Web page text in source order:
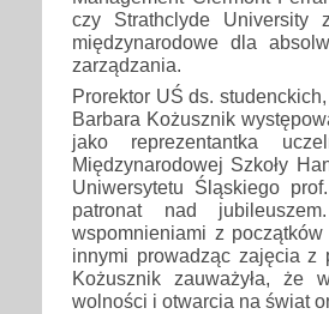
czy Strathclyde University
międzynarodowe dla
zarządzania.
Prorektor UŚ ds.
Barbara Kożusznik
jako reprezentantka
Międzynarodowej Szkoły
Uniwersytetu Śląskiego
patronat nad
wspomnieniami z początków
innymi prowadząc zajęcia z
Kożusznik zauważyła, że
wolności i otwarcia na świat